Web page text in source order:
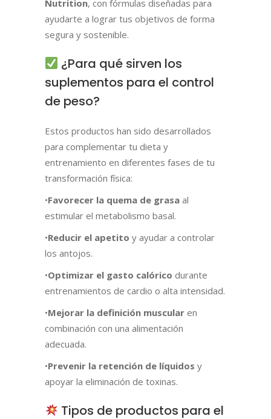
Nutrition, con fórmulas diseñadas para
ayudarte a lograr tus objetivos de forma
segura y sostenible.
¿Para qué sirven los
suplementos para el control
de peso?
Estos productos han sido desarrollados
para complementar tu dieta y
entrenamiento en diferentes fases de tu
transformación física:
•Favorecer la quema de grasa al
estimular el metabolismo basal.
•Reducir el apetito y ayudar a controlar
los antojos.
•Optimizar el gasto calórico durante
entrenamientos de cardio o alta intensidad.
•Mejorar la definición muscular en
combinación con una alimentación
adecuada.
•Prevenir la retención de líquidos y
apoyar la eliminación de toxinas.
Tipos de productos para el